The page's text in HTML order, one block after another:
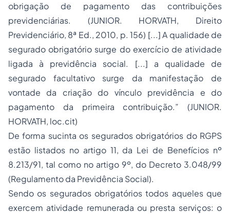
obrigação de pagamento das contribuições
previdenciárias. (JUNIOR. HORVATH, Direito
Previdenciário, 8ª Ed., 2010, p. 156) [...] A qualidade de
segurado obrigatório surge do exercício de atividade
ligada à previdência social. [...] a qualidade de
segurado facultativo surge da manifestação de
vontade da criação do vínculo previdência e do
pagamento da primeira contribuição.” (JUNIOR.
HORVATH, loc.cit)
De forma sucinta os segurados obrigatórios do RGPS
estão listados no artigo 11, da Lei de Benefícios nº
8.213/91, tal como no artigo 9º, do Decreto 3.048/99
(Regulamento da Previdência Social).
Sendo os segurados obrigatórios todos aqueles que
exercem atividade remunerada ou presta serviços: o